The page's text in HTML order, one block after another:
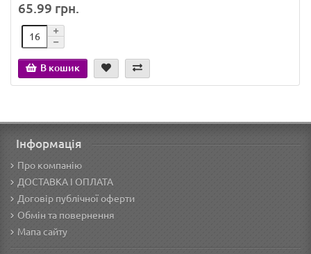
65.99 грн.
В кошик
Інформація
Про компанію
ДОСТАВКА І ОПЛАТА
Договір публічної оферти
Обмін та повернення
Мапа сайту